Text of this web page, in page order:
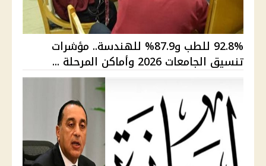
92.8% للطب و87.9% للهندسة.. مؤشرات
تنسيق الجامعات 2026 وأماكن المرحلة ...